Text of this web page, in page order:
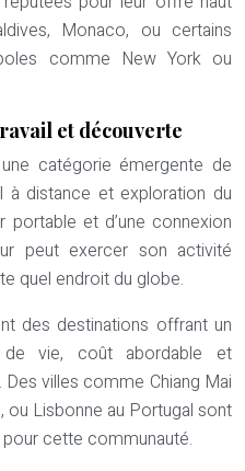
Monaco, ou certains
comme New York ou
et découverte
catégorie émergente de
à distance et exploration du
portable et d’une connexion
peut exercer son activité
quel endroit du globe.
des destinations offrant un
vie, coût abordable et
villes comme Chiang Mai
ou Lisbonne au Portugal sont
cette communauté.